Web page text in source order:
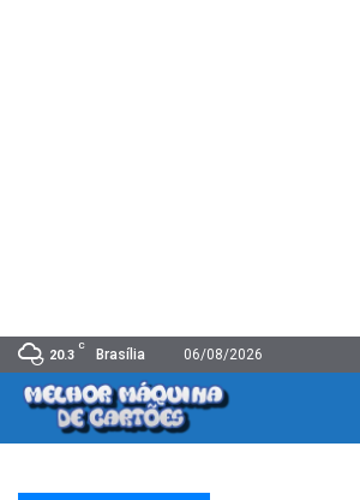
20.3
C
Brasília 06/08/2026